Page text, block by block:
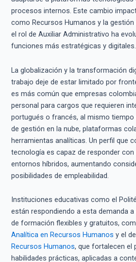
procesos internos. Este cambio
como Recursos Humanos y la gestión
el rol de Auxiliar Administrativo ha
funciones más estratégicas y digitales.
La globalización y la transformación
trabajo deje de estar limitado por
es más común que empresas
personal para cargos que requieren
portugués o francés, al mismo
de gestión en la nube, plataformas
herramientas analíticas. Un perfil que
tecnología es capaz de responder con
entornos híbridos, aumentando
posibilidades de empleabilidad.
Instituciones educativas como el
están respondiendo a esta demanda
de formación flexibles y gratuitos,
Analítica en Recursos Humanos y el de
Recursos Humanos, que fortalecen el
habilidades prácticas, aplicadas a